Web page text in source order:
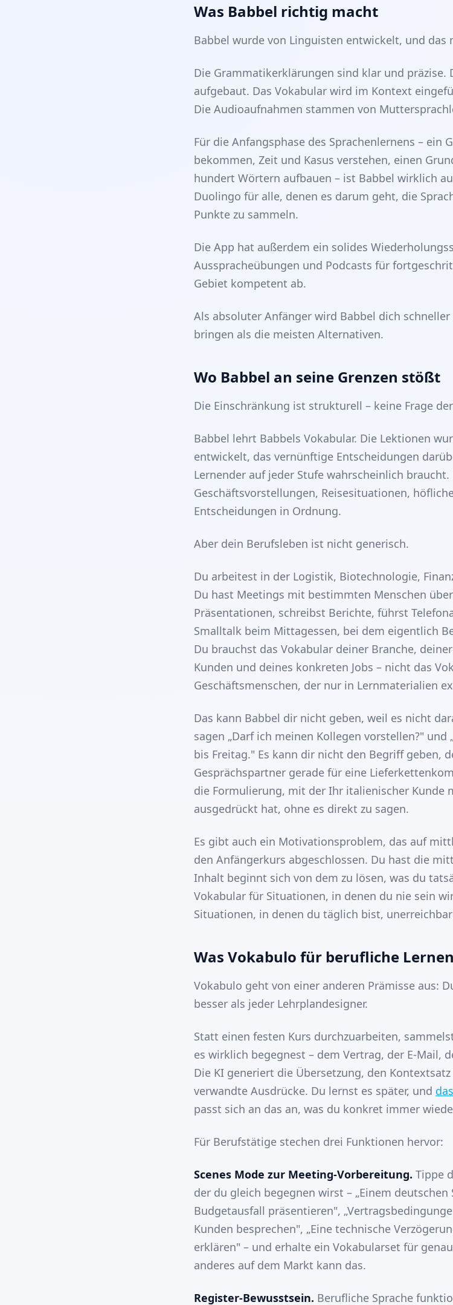
Was Babbel richtig macht
Babbel wurde von Linguisten entwickelt, und das
Die Grammatikerklärungen sind klar und präzise.
aufgebaut. Das Vokabular wird im Kontext
Die Audioaufnahmen stammen von
Für die Anfangsphase des Sprachenlernens – ein
bekommen, Zeit und Kasus verstehen, einen
hundert Wörtern aufbauen – ist Babbel wirklich
Duolingo für alle, denen es darum geht, die
Punkte zu sammeln.
Die App hat außerdem ein solides
Ausspracheübungen und Podcasts für
Gebiet kompetent ab.
Als absoluter Anfänger wird Babbel dich schneller
bringen als die meisten Alternativen.
Wo Babbel an seine Grenzen stößt
Die Einschränkung ist strukturell – keine Frage
Babbel lehrt Babbels Vokabular. Die Lektionen
entwickelt, das vernünftige Entscheidungen
Lernender auf jeder Stufe wahrscheinlich braucht.
Geschäftsvorstellungen, Reisesituationen,
Entscheidungen in Ordnung.
Aber dein Berufsleben ist nicht generisch.
Du arbeitest in der Logistik, Biotechnologie,
Du hast Meetings mit bestimmten Menschen
Präsentationen, schreibst Berichte, führst
Smalltalk beim Mittagessen, bei dem eigentlich
Du brauchst das Vokabular deiner Branche,
Kunden und deines konkreten Jobs – nicht das
Geschäftsmenschen, der nur in Lernmaterialien
Das kann Babbel dir nicht geben, weil es nicht
sagen „Darf ich meinen Kollegen vorstellen?"
bis Freitag." Es kann dir nicht den Begriff geben,
Gesprächspartner gerade für eine
die Formulierung, mit der Ihr italienischer Kunde
ausgedrückt hat, ohne es direkt zu sagen.
Es gibt auch ein Motivationsproblem, das auf
den Anfängerkurs abgeschlossen. Du hast die
Inhalt beginnt sich von dem zu lösen, was du
Vokabular für Situationen, in denen du nie sein
Situationen, in denen du täglich bist,
Was Vokabulo für berufliche
Vokabulo geht von einer anderen Prämisse aus:
besser als jeder Lehrplandesigner.
Statt einen festen Kurs durchzuarbeiten,
es wirklich begegnest – dem Vertrag, der E-Mail,
Die KI generiert die Übersetzung, den
verwandte Ausdrücke. Du lernst es später, und
passt sich an das an, was du konkret immer
Für Berufstätige stechen drei Funktionen hervor:
Scenes Mode zur Meeting-Vorbereitung. Tippe
der du gleich begegnen wirst – „Einem deutschen
Budgetausfall präsentieren",
Kunden besprechen", „Eine technische
erklären" – und erhalte ein Vokabularset für
anderes auf dem Markt kann das.
Register-Bewusstsein. Berufliche Sprache